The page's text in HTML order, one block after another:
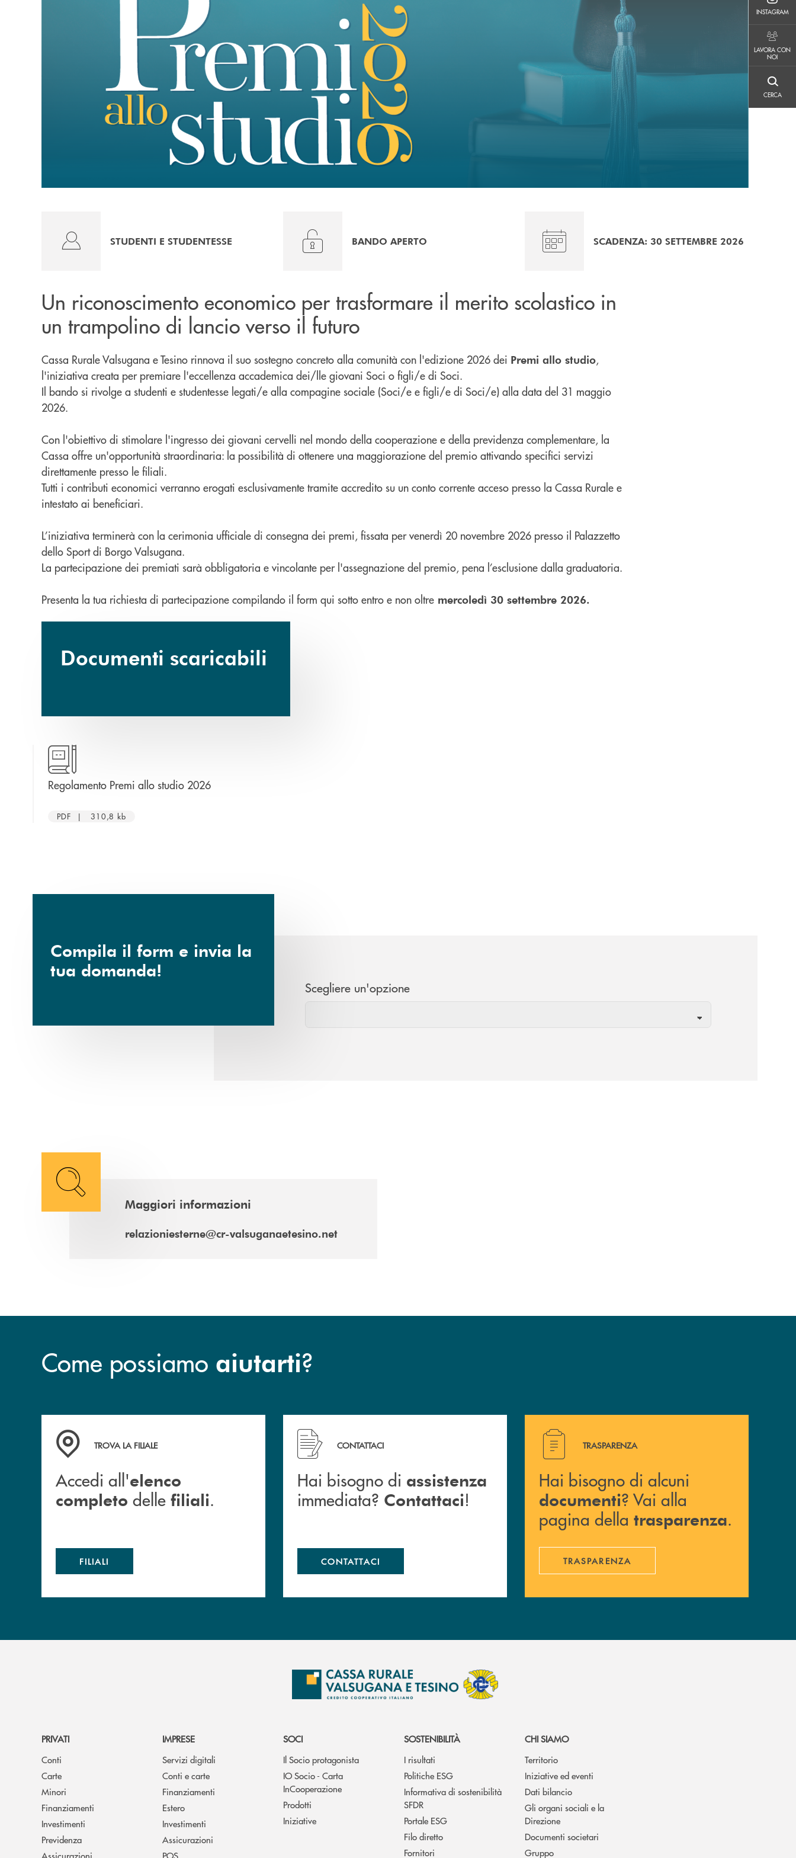
INSTAGRAM
LAVORA CON
NOI
CERCA
STUDENTI E STUDENTESSE BANDO APERTO SCADENZA: 30 SETTEMBRE 2026
Un riconoscimento economico per trasformare il merito scolastico in
un trampolino di lancio verso il futuro
Cassa Rurale Valsugana e Tesino rinnova il suo sostegno concreto alla comunità con l'edizione 2026 dei Premi allo studio,
l'iniziativa creata per premiare l'eccellenza accademica dei/lle giovani Soci o figli/e di Soci.
Il bando si rivolge a studenti e studentesse legati/e alla compagine sociale (Soci/e e figli/e di Soci/e) alla data del 31 maggio
2026.
Con l'obiettivo di stimolare l'ingresso dei giovani cervelli nel mondo della cooperazione e della previdenza complementare, la
Cassa offre un'opportunità straordinaria: la possibilità di ottenere una maggiorazione del premio attivando specifici servizi
direttamente presso le filiali.
Tutti i contributi economici verranno erogati esclusivamente tramite accredito su un conto corrente acceso presso la Cassa Rurale e
intestato ai beneficiari.
L’iniziativa terminerà con la cerimonia ufficiale di consegna dei premi, fissata per venerdì 20 novembre 2026 presso il Palazzetto
dello Sport di Borgo Valsugana.
La partecipazione dei premiati sarà obbligatoria e vincolante per l'assegnazione del premio, pena l’esclusione dalla graduatoria.
Presenta la tua richiesta di partecipazione compilando il form qui sotto entro e non oltre mercoledì 30 settembre 2026.
Documenti scaricabili
Regolamento Premi allo studio 2026apre una nuova finestra
PDF | 310,8 kb
Compila il form e invia la
tua domanda!
Scegliere un'opzione
Maggiori informazioni
relazioniesterne@cr-valsuganaetesino.net
Come possiamo aiutarti?
Accedi all' elenco completo delle filiali .
TROVA LA FILIALE
Accedi all'elenco
completo delle filiali.
FILIALI
Hai bisogno di assistenza immediata? Contattaci !
CONTATTACI
Hai bisogno di assistenza
immediata? Contattaci!
CONTATTACI
Hai bisogno di alcuni documenti ? Vai alla pagina della
TRASPARENZA
Hai bisogno di alcuni
documenti? Vai alla
pagina della trasparenza.
TRASPARENZA
PRIVATI
Conti
Carte
Minori
Finanziamenti
Investimenti
Previdenza
Assicurazioni
IMPRESE
Servizi digitali
Conti e carte
Finanziamenti
Estero
Investimenti
Assicurazioni
POS
SOCI
Il Socio protagonista
IO Socio - Carta
InCooperazione
Prodotti
Iniziative
SOSTENIBILITÀ
I risultati
Politiche ESG
Informativa di sostenibilità
SFDR
Portale ESG
Filo diretto
Fornitori
CHI SIAMO
Territorio
Iniziative ed eventi
Dati bilancio
Gli organi sociali e la
Direzione
Documenti societari
Gruppo